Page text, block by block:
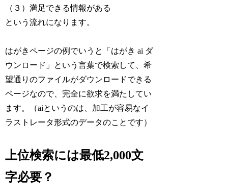
（３）満足できる情報がある
という流れになります。
はがきページの例でいうと「はがき ai ダ
ウンロード」という言葉で検索して、希
望通りのファイルがダウンロードできる
ページなので、完全に欲求を満たしてい
ます。（aiというのは、加工が容易なイ
ラストレータ形式のデータのことです）
上位検索には最低2,000文
字必要？